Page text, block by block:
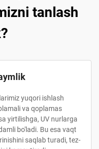
tanlash
yuqori ishlash
va qoplamas
yirtilishga, UV nurlarga
bo'ladi. Bu esa vaqt
saqlab turadi, tez-